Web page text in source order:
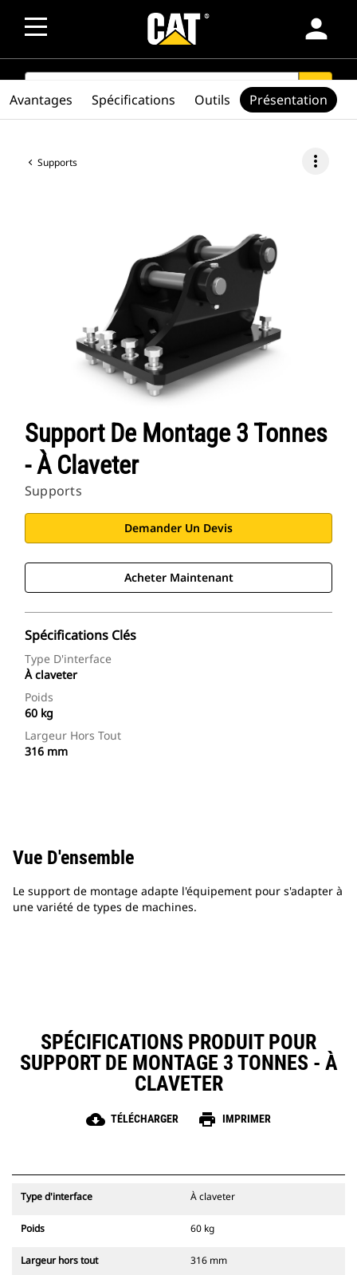
person
SEARCH search
Supports more_vert
Support De Montage 3 Tonnes
- À Claveter
Supports
Demander Un Devis
Acheter Maintenant
Spécifications Clés
Type D'interface
À claveter
Poids
60 kg
Largeur Hors Tout
316 mm
Avantages Spécifications Outils Présentation
Vue D'ensemble
Le support de montage adapte l'équipement pour s'adapter à
une variété de types de machines.
SPÉCIFICATIONS PRODUIT POUR
SUPPORT DE MONTAGE 3 TONNES - À
CLAVETER
cloud_download TÉLÉCHARGER print IMPRIMER
Type d'interface À claveter
Poids 60 kg
Largeur hors tout 316 mm